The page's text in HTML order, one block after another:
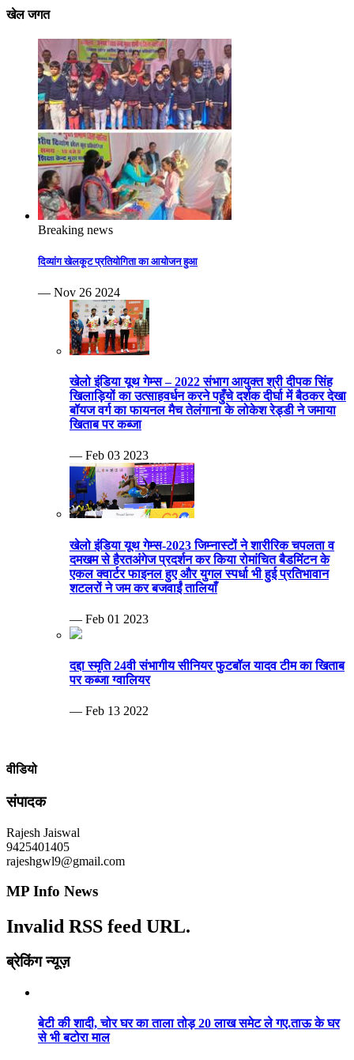
खेल जगत
Breaking news
दिव्यांग खेलकूट प्रतियोगिता का आयोजन हुआ
— Nov 26 2024
खेलो इंडिया यूथ गेम्स – 2022 संभाग आयुक्त श्री दीपक सिंह
खिलाड़ियों का उत्साहवर्धन करने पहुँचे दर्शक दीर्घा में बैठकर देखा
बॉयज वर्ग का फायनल मैच तेलंगाना के लोकेश रेड्डी ने जमाया
खिताब पर कब्जा
— Feb 03 2023
खेलो इंडिया यूथ गेम्स-2023 जिम्नास्टों ने शारीरिक चपलता व
दमखम से हैरतअंगेज प्रदर्शन कर किया रोमांचित बैडमिंटन के
एकल क्वार्टर फाइनल हुए और युगल स्पर्धा भी हुई प्रतिभावान
शटलरों ने जम कर बजवाईं तालियाँ
— Feb 01 2023
दद्दा स्मृति 24वी संभागीय सीनियर फुटबॉल यादव टीम का खिताब
पर कब्जा ग्वालियर
— Feb 13 2022
वीडियो
संपादक
Rajesh Jaiswal
9425401405
rajeshgwl9@gmail.com
MP Info News
Invalid RSS feed URL.
ब्रेकिंग न्यूज़
बेटी की शादी, चोर घर का ताला तोड़ 20 लाख समेट ले गए.ताऊ के घर
से भी बटोरा माल